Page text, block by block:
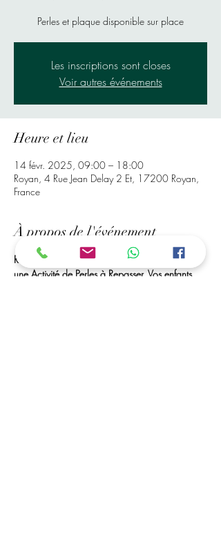
Perles et plaque disponible sur place
Les inscriptions sont closes
Voir autres événements
Heure et lieu
14 févr. 2025, 09:00 – 18:00
Royan, 4 Rue Jean Delay 2 Et, 17200 Royan,
France
À propos de l'événement
Rendez-Vous à Mr bricolage de Royan, Pour
une Activité de Perles à Repasser. Vos enfants